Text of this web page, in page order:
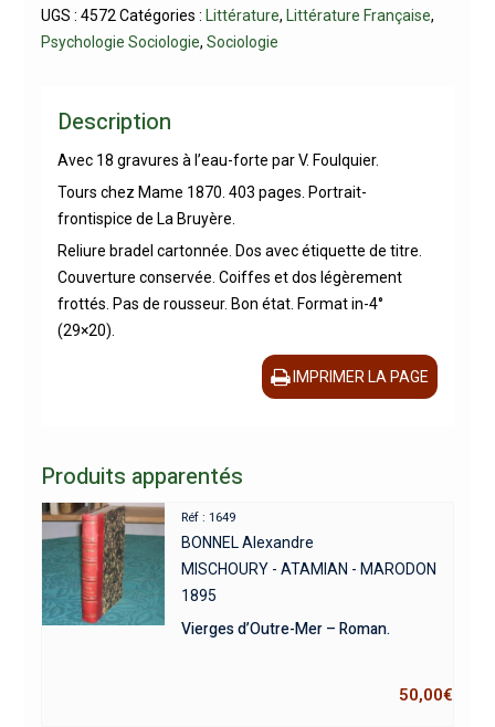
UGS : 4572 Catégories : Littérature, Littérature Française,
Psychologie Sociologie, Sociologie
Description
Avec 18 gravures à l’eau-forte par V. Foulquier.
Tours chez Mame 1870. 403 pages. Portrait-
frontispice de La Bruyère.
Reliure bradel cartonnée. Dos avec étiquette de titre.
Couverture conservée. Coiffes et dos légèrement
frottés. Pas de rousseur. Bon état. Format in-4°
(29×20).
IMPRIMER LA PAGE
Produits apparentés
Réf : 1649
BONNEL Alexandre
MISCHOURY - ATAMIAN - MARODON
1895
Vierges d’Outre-Mer – Roman.
50,00€